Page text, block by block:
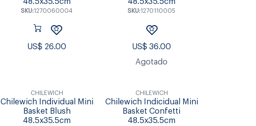
SKU:1270060004
US$ 26.00
SKU:1270110005
US$36.00
Agotado
CHILEWICH
Chilewich Individual Mini
Basket Blush
48.5x35.5cm
CHILEWICH
Chilewich Indicidual Mini
Basket Confetti
48.5x35.5cm